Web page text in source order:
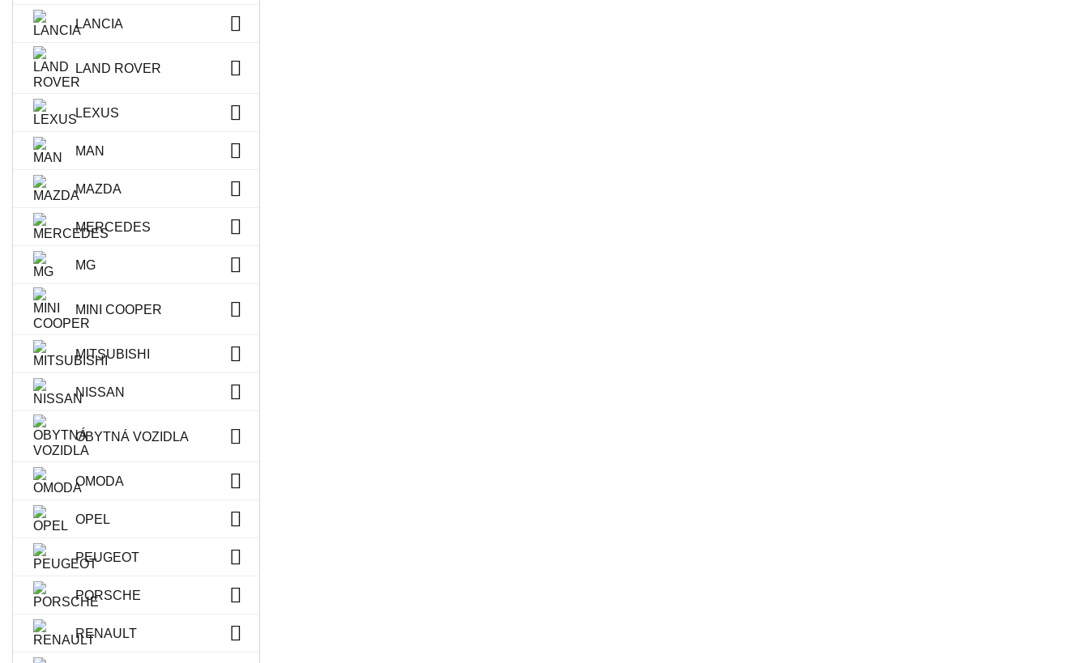
LANCIA
LAND ROVER
LEXUS
MAN
MAZDA
MERCEDES
MG
MINI COOPER
MITSUBISHI
NISSAN
OBYTNÁ VOZIDLA
OMODA
OPEL
PEUGEOT
PORSCHE
RENAULT